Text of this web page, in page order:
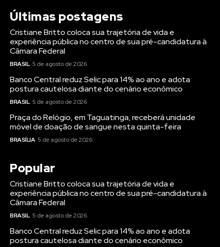
Últimas postagens
Cristiane Britto coloca sua trajetória de vida e
experiência pública no centro de sua pré-candidatura à
Câmara Federal
BRASIL 5 de agosto de 2026
Banco Central reduz Selic para 14% ao ano e adota
postura cautelosa diante do cenário econômico
BRASIL 5 de agosto de 2026
Praça do Relógio, em Taguatinga, receberá unidade
móvel de doação de sangue nesta quinta-feira
BRASÍLIA 5 de agosto de 2026
Popular
Cristiane Britto coloca sua trajetória de vida e
experiência pública no centro de sua pré-candidatura à
Câmara Federal
BRASIL 5 de agosto de 2026
Banco Central reduz Selic para 14% ao ano e adota
postura cautelosa diante do cenário econômico